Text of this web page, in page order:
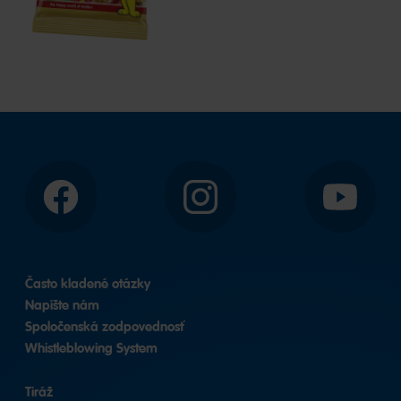
Facebook Instagram YouTube
Často kladené otázky
Napíšte nám
Spoločenská zodpovednosť
Whistleblowing System
Tiráž